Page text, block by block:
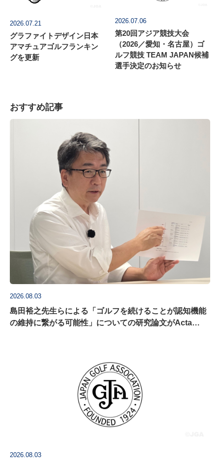
2026.07.21
グラファイトデザイン日本
アマチュアゴルフランキン
グを更新
2026.07.06
第20回アジア競技大会
（2026／愛知・名古屋）ゴ
ルフ競技 TEAM JAPAN候補
選手決定のお知らせ
おすすめ記事
2026.08.03
島田裕之先生らによる「ゴルフを続けることが認知機能
の維持に繋がる可能性」についての研究論文がActa
2026.08.03